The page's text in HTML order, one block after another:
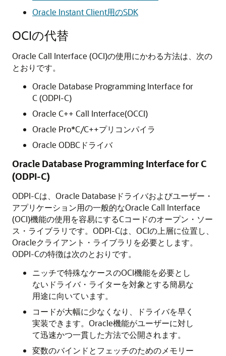
Oracle Instant Client用のSDK
OCIの代替
Oracle Call Interface (OCI)の使用にかわる方法は、次の
とおりです。
Oracle Database Programming Interface for
C (ODPI-C)
Oracle C++ Call Interface(OCCI)
Oracle Pro*C/C++プリコンパイラ
Oracle ODBCドライバ
Oracle Database Programming Interface for C
(ODPI-C)
ODPI-Cは、Oracle Databaseドライバおよびユーザー・
アプリケーション用の一般的なOracle Call Interface
(OCI)機能の使用を容易にするCコードのオープン・ソー
ス・ライブラリです。ODPI-Cは、OCIの上層に位置し、
Oracleクライアント・ライブラリを必要とします。
ODPI-Cの特徴は次のとおりです。
ニッチで特殊なケースのOCI機能を必要とし
ないドライバ・ライターを対象とする簡易な
用途に向いています。
コードが大幅に少なくなり、ドライバを早く
実装できます。Oracle機能がユーザーに対し
て迅速かつ一貫した方法で公開されます。
変数のバインドとフェッチのためのメモリー